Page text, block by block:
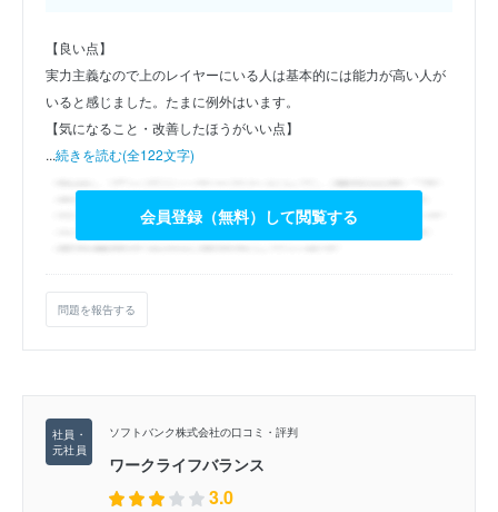
【良い点】
実力主義なので上のレイヤーにいる人は基本的には能力が高い人が
いると感じました。たまに例外はいます。
【気になること・改善したほうがいい点】
...続きを読む(全122文字)
会員登録（無料）して閲覧する
問題を報告する
ソフトバンク株式会社の口コミ・評判
ワークライフバランス
3.0